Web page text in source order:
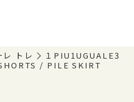
トレ
１PIU1UGUALE3
/ PILE SKIRT